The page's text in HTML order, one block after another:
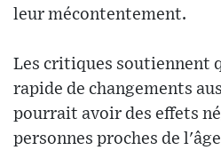
leur mécontentement.
Les critiques soutiennent
rapide de changements
pourrait avoir des effets
personnes proches de